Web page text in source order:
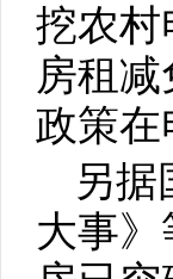
挖农村
房租
政策在
另
大事